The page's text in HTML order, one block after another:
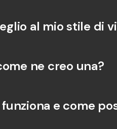
al mio stile di
ne creo una?
e come